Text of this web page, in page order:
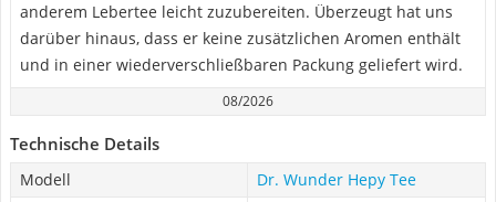
anderem Lebertee leicht zuzubereiten. Überzeugt hat uns
darüber hinaus, dass er keine zusätzlichen Aromen enthält
und in einer wiederverschließbaren Packung geliefert wird.
08/2026
Technische Details
Modell
‎Dr. Wunder Hepy Tee